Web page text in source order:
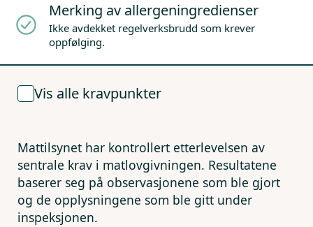
Merking av allergeningredienser
Ikke avdekket regelverksbrudd som krever
oppfølging.
Vis alle kravpunkter
Mattilsynet har kontrollert etterlevelsen av
sentrale krav i matlovgivningen. Resultatene
baserer seg på observasjonene som ble gjort
og de opplysningene som ble gitt under
inspeksjonen.